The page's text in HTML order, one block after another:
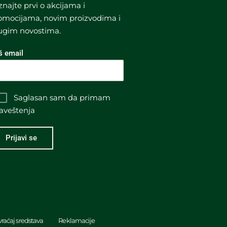
prvi o akcijama i
novim proizvodima i
novostima.
email
Saglasan sam da primam
sredstava Reklamacije